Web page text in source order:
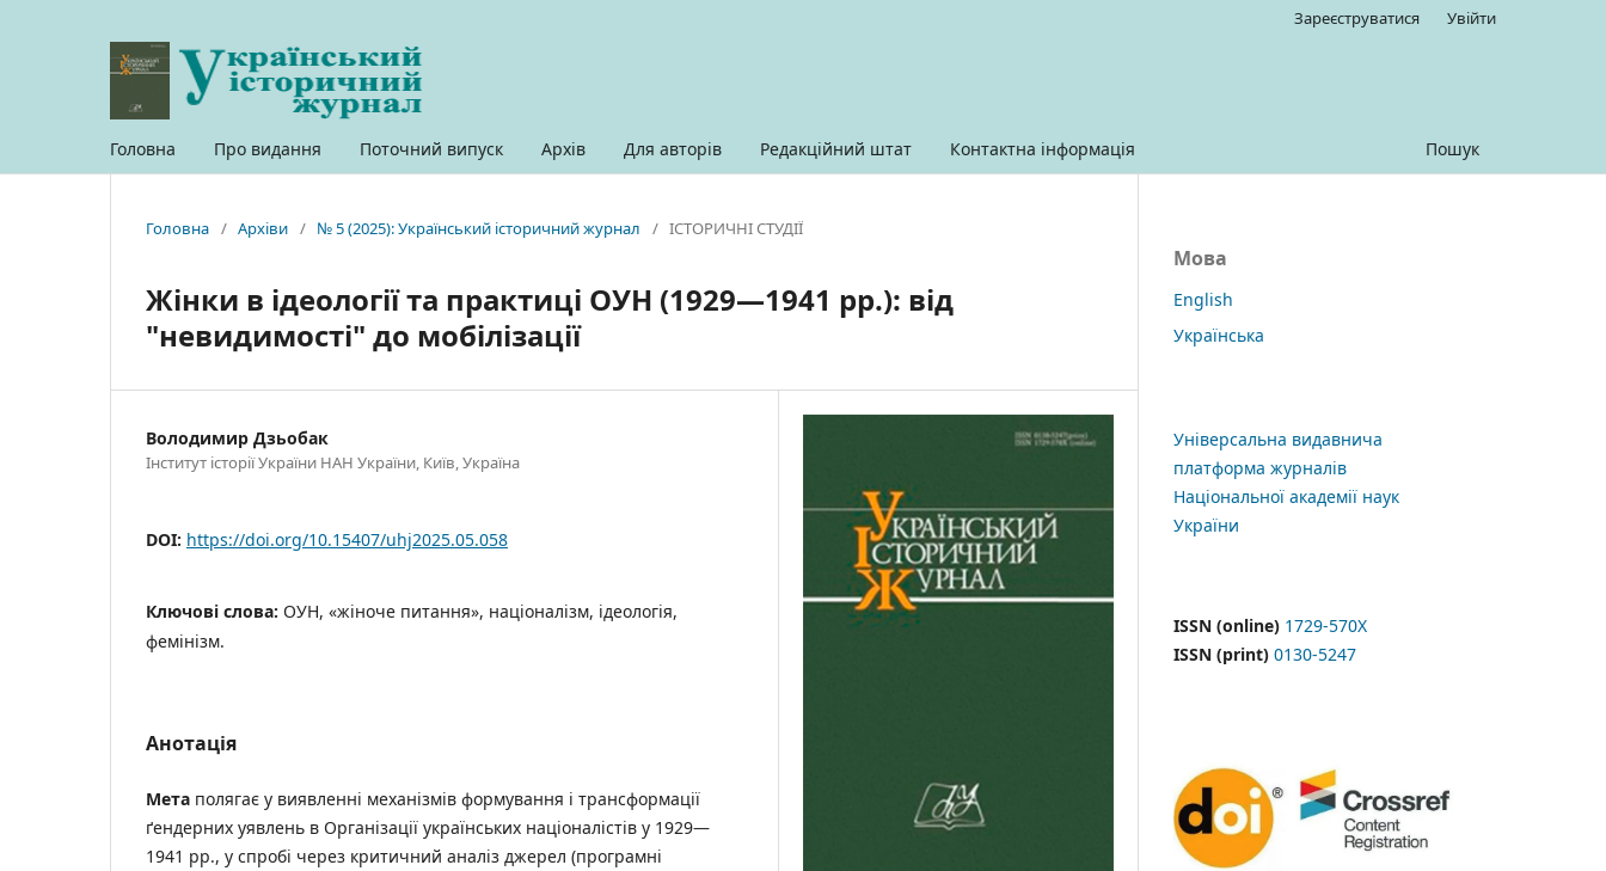
Головна Про видання Поточний випуск Архів Для авторів Редакційний штат Контактна інформація Пошук
Зареєструватися Увійти
Головна / Архіви / № 5 (2025): Український історичний журнал / ІСТОРИЧНІ СТУДІЇ
Жінки в ідеології та практиці ОУН (1929—1941 рр.): від
"невидимості" до мобілізації
Володимир Дзьобак
Інститут історії України НАН України, Київ, Україна
DOI: https://doi.org/10.15407/uhj2025.05.058
Ключові слова: ОУН, «жіноче питання», націоналізм, ідеологія,
фемінізм.
Анотація
Мета полягає у виявленні механізмів формування і трансформації
ґендерних уявлень в Організації українських націоналістів у 1929—
1941 рр., у спробі через критичний аналіз джерел (програмні
Мова
English
Українська
Універсальна видавнича
платформа журналів
Національної академії наук
України
ISSN (online) 1729-570X
ISSN (print) 0130-5247